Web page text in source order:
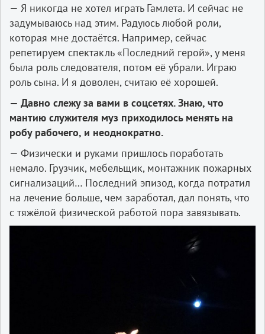
— Я никогда не хотел играть Гамлета. И сейчас не
задумываюсь над этим. Радуюсь любой роли,
которая мне достаётся. Например, сейчас
репетируем спектакль «Последний герой», у меня
была роль следователя, потом её убрали. Играю
роль сына. И я доволен, считаю её хорошей.
— Давно слежу за вами в соцсетях. Знаю, что
мантию служителя муз приходилось менять на
робу рабочего, и неоднократно.
— Физически и руками пришлось поработать
немало. Грузчик, мебельщик, монтажник пожарных
сигнализаций… Последний эпизод, когда потратил
на лечение больше, чем заработал, дал понять, что
с тяжёлой физической работой пора завязывать.